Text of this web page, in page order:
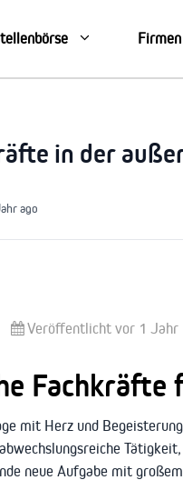
Firmen
in der
ago
Veröffentlicht vor 1 Jahr
mit Herz und
neue Aufgabe mit